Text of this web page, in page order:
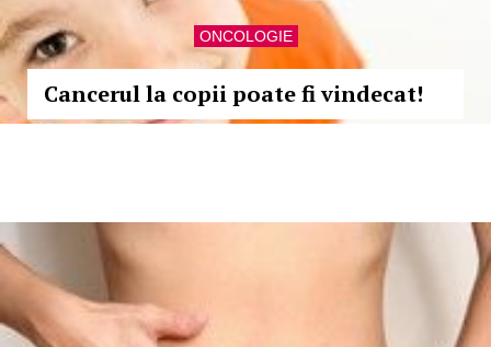
ONCOLOGIE
Cancerul la copii poate fi vindecat!